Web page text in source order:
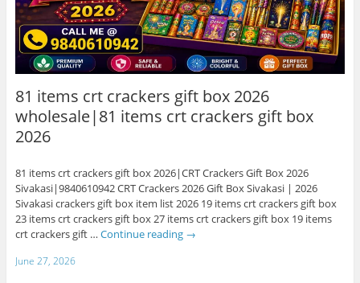
81 items crt crackers gift box 2026
wholesale|81 items crt crackers gift box
2026
81 items crt crackers gift box 2026|CRT Crackers Gift Box 2026
Sivakasi|9840610942 CRT Crackers 2026 Gift Box Sivakasi | 2026
Sivakasi crackers gift box item list 2026 19 items crt crackers gift box
23 items crt crackers gift box 27 items crt crackers gift box 19 items
crt crackers gift … Continue reading →
June 27, 2026